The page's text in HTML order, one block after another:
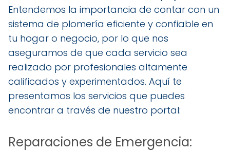
Entendemos la importancia de contar con un
sistema de plomería eficiente y confiable en
tu hogar o negocio, por lo que nos
aseguramos de que cada servicio sea
realizado por profesionales altamente
calificados y experimentados. Aquí te
presentamos los servicios que puedes
encontrar a través de nuestro portal:
Reparaciones de Emergencia: